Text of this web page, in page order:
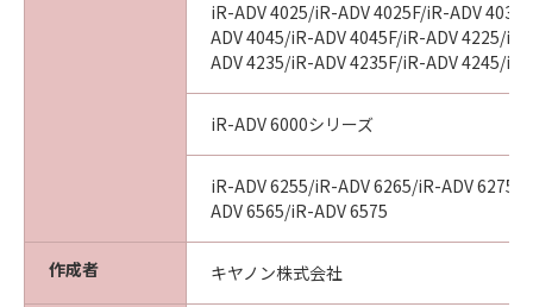
REPRESENTATIVE OF CANON.
Should you have any questions concerning
this Agreement, or if you desire to contact
Canon for any reason, please write to Canon's
sales subsidiary or distributor/dealer, serving
the country where you obtained the
No.027448
iR-ADV 4025/iR-ADV 4025F/iR-ADV
ADV 4045/iR-ADV 4045F/iR-ADV 4225/
ADV 4235/iR-ADV 4235F/iR-ADV 4245/iR-
iR-ADV 6000シリーズ
iR-ADV 6255/iR-ADV 6265/iR-ADV 6275/
ADV 6565/iR-ADV 6575
作成者 キヤノン株式会社